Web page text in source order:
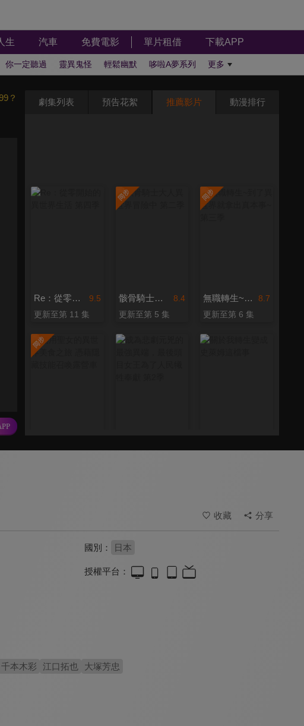
生 汽車 免費電影 單片租借 下載APP
你一定聽過 靈異鬼怪 輕鬆幽默 哆啦A夢系列 更多
？ 劇集列表 預告花絮 推薦影片 動漫排行
9.5
Re：從零開始的異世界生活 第四季
更新至第 11 集
8.4
骸骨騎士大人異世界冒險中 第二季
更新至第 5 集
8.7
無職轉生~到了異世界就拿出真本事~ 第三季
更新至第 6 集
收藏 分享
國別： 日本
授權平台：
千本木彩 江口拓也 大塚芳忠